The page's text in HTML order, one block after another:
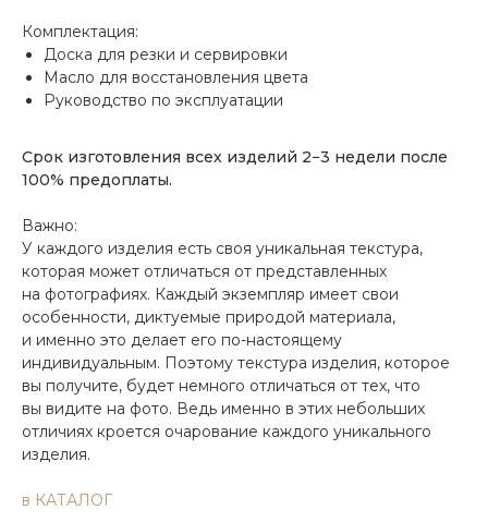
Комплектация:
Доска для резки и сервировки
Масло для восстановления цвета
Руководство по эксплуатации
Срок изготовления всех изделий 2−3 недели после
100% предоплаты.
Важно:
У каждого изделия есть своя уникальная текстура,
которая может отличаться от представленных
на фотографиях. Каждый экземпляр имеет свои
особенности, диктуемые природой материала,
и именно это делает его по-настоящему
индивидуальным. Поэтому текстура изделия, которое
вы получите, будет немного отличаться от тех, что
вы видите на фото. Ведь именно в этих небольших
отличиях кроется очарование каждого уникального
изделия.
в КАТАЛОГ